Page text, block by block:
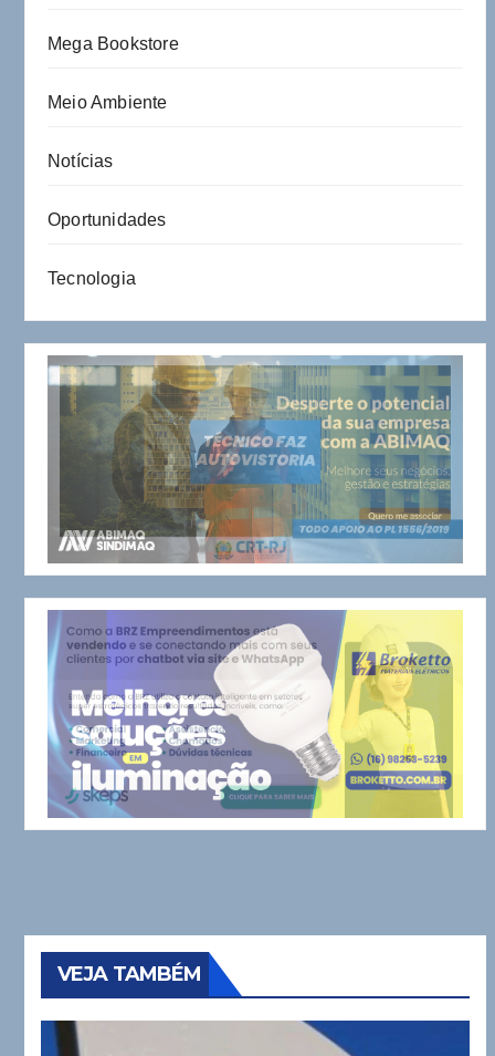
Mega Bookstore
Meio Ambiente
Notícias
Oportunidades
Tecnologia
VEJA TAMBÉM